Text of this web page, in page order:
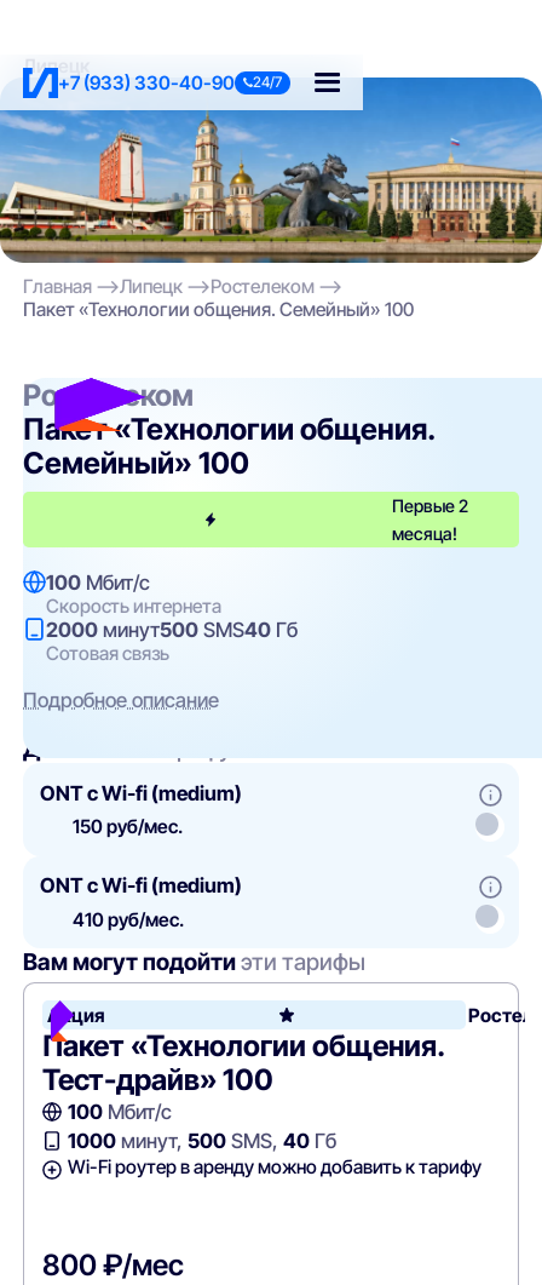
+7 (933) 330-40-90 24/7
Липецк
Главная Липецк
Ростелеком
Пакет «Технологии общения. Семейный» 100
Ростелеком
Пакет «Технологии общения.
Семейный» 100
Первые 2
месяца!
100 Мбит/с
Скорость интернета
2000 минут500 SMS40 Гб
Сотовая связь
Подробное описание
Добавить
ONT c Wi-fi (medium)
150 руб/мес.
ONT c Wi-fi (medium)
410 руб/мес.
Вам могут подойтиэти тарифы
Акция
Пакет «Технологии общения.
Тест-драйв» 100
100Мбит/с
1000минут, 500SMS, 40Гб
Wi-Fi роутер в аренду можно добавить к тарифу
800 ₽/мес